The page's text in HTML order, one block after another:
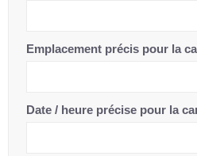
Emplacement précis pour la
Date / heure précise pour la